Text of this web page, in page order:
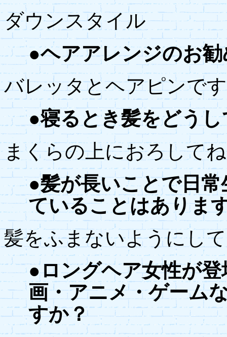
ダウンスタイル
●ヘアアレンジのお
バレッタとヘアピンです
●寝るとき髪をどう
まくらの上におろして
●髪が長いことで日
ていることはありま
髪をふまないようにし
●ロングヘア女性が
画・アニメ・ゲーム
すか？